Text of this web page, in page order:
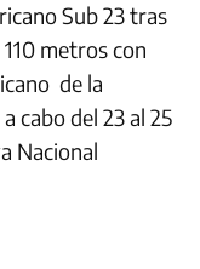
Sub 23 tras
metros con
de la
cabo del 23 al 25
Nacional